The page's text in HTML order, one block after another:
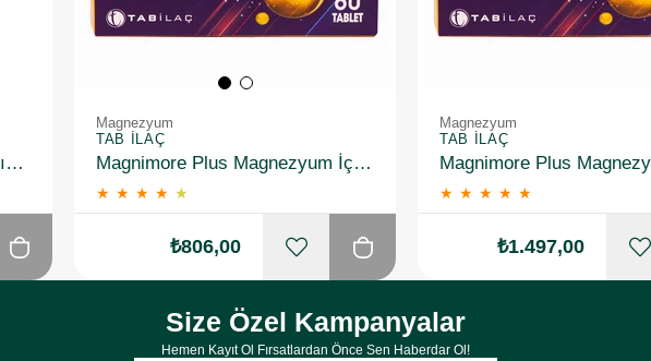
Nbt Life Treon Takviye Edici Gıda 90 Kapsül
Magnezyum
TAB İLAÇ
Magnimore Plus Magnezyum İçeren Takviye Edici Gıda 60 Kapsül
★ ★ ★ ★ ★
₺806,00
Magnezyum
TAB İLAÇ
★ ★ ★ ★ ★
₺1.497,00
Size Özel Kampanyalar
Hemen Kayıt Ol Fırsatlardan Önce Sen Haberdar Ol!